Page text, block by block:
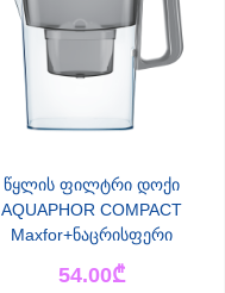
წყლის ფილტრი დოქი
AQUAPHOR COMPACT
Maxfor+ნაცრისფერი
54.00₾